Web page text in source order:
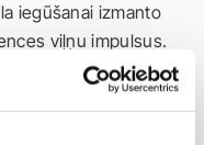
iegūšanai izmanto
viļņu impulsus.
dienesta (NVD)